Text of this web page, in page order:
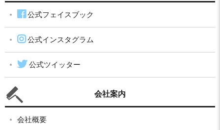
公式フェイスブック
公式インスタグラム
公式ツイッター
会社案内
会社概要